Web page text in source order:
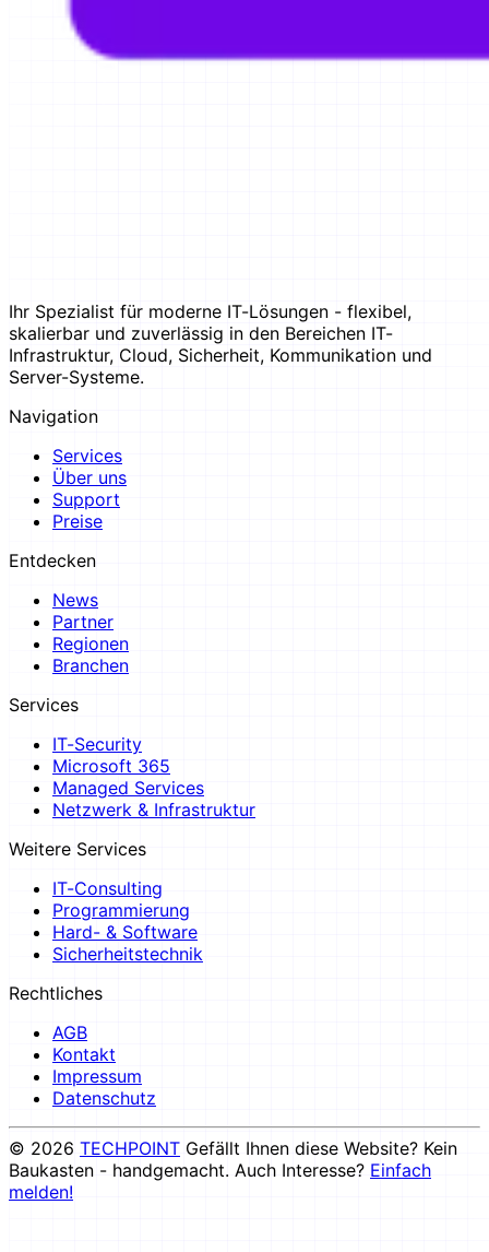
Ihr Spezialist für moderne IT-Lösungen - flexibel,
skalierbar und zuverlässig in den Bereichen IT-
Infrastruktur, Cloud, Sicherheit, Kommunikation und
Server-Systeme.
Navigation
Services
Über uns
Support
Preise
Entdecken
News
Partner
Regionen
Branchen
Services
IT-Security
Microsoft 365
Managed Services
Netzwerk & Infrastruktur
Weitere Services
IT-Consulting
Programmierung
Hard- & Software
Sicherheitstechnik
Rechtliches
AGB
Kontakt
Impressum
Datenschutz
© 2026 TECHPOINT Gefällt Ihnen diese Website? Kein
Baukasten - handgemacht. Auch Interesse? Einfach
melden!